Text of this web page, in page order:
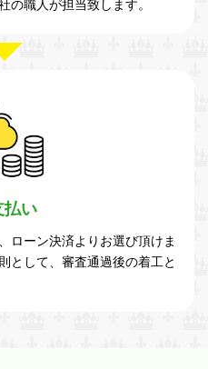
の職人が担当致します。
払い
ローン決済よりお選び頂けま
として、審査通過後の着工と